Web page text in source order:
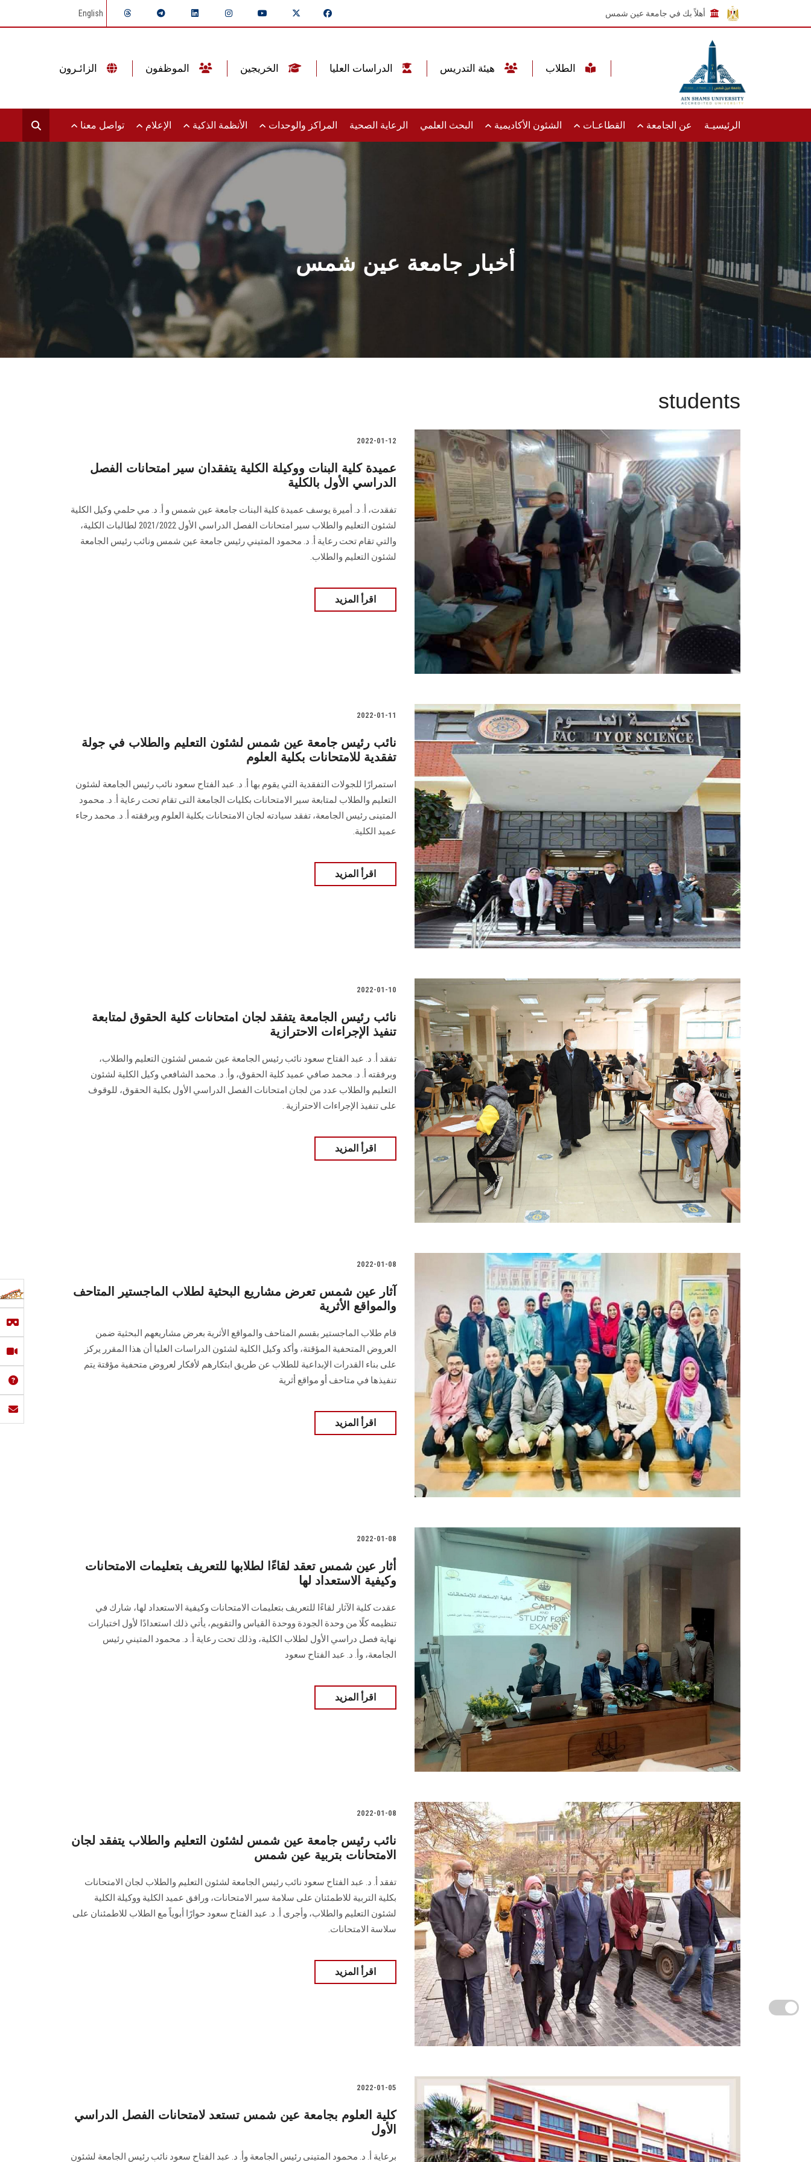
أهلاً بك في جامعة عين شمس English
الرئيسيـة عن الجامعة القطاعـات الشئون الأكاديمية البحث العلمي الرعاية الصحية المراكز والوحدات الأنظمة الذكية الإعلام تواصل معنا
أخبار جامعة عين شمس
students
2022-01-12
عميدة كلية البنات ووكيلة الكلية يتفقدان سير امتحانات الفصل
الدراسي الأول بالكلية
تفقدت، أ. د. أميرة يوسف عميدة كلية البنات جامعة عين شمس و أ. د. مي حلمي وكيل الكلية
لشئون التعليم والطلاب سير امتحانات الفصل الدراسي الأول 2021/2022 لطالبات الكلية،
والتي تقام تحت رعاية أ. د. محمود المتيني رئيس جامعة عين شمس ونائب رئيس الجامعة
لشئون التعليم والطلاب.
اقرأ المزيد
2022-01-11
نائب رئيس جامعة عين شمس لشئون التعليم والطلاب في جولة
تفقدية للامتحانات بكلية العلوم
استمرارًا للجولات التفقدية التي يقوم بها أ. د. عبد الفتاح سعود نائب رئيس الجامعة لشئون
التعليم والطلاب لمتابعة سير الامتحانات بكليات الجامعة التى تقام تحت رعاية أ. د. محمود
المتينى رئيس الجامعة، تفقد سيادته لجان الامتحانات بكلية العلوم وبرفقته أ. د. محمد رجاء
عميد الكلية.
اقرأ المزيد
2022-01-10
نائب رئيس الجامعة يتفقد لجان امتحانات كلية الحقوق لمتابعة
تنفيذ الإجراءات الاحترازية
تفقد أ. د. عبد الفتاح سعود نائب رئيس الجامعة عين شمس لشئون التعليم والطلاب،
وبرفقته أ. د. محمد صافي عميد كلية الحقوق، وأ. د. محمد الشافعي وكيل الكلية لشئون
التعليم والطلاب عدد من لجان امتحانات الفصل الدراسي الأول بكلية الحقوق، للوقوف
على تنفيذ الإجراءات الاحترازية .
اقرأ المزيد
2022-01-08
آثار عين شمس تعرض مشاريع البحثية لطلاب الماجستير المتاحف
والمواقع الأثرية
قام طلاب الماجستير بقسم المتاحف والمواقع الأثرية بعرض مشاريعهم البحثية ضمن
العروض المتحفية المؤقتة، وأكد وكيل الكلية لشئون الدراسات العليا أن هذا المقرر يركز
على بناء القدرات الإبداعية للطلاب عن طريق ابتكارهم لأفكار لعروض متحفية مؤقتة يتم
تنفيذها في متاحف أو مواقع أثرية
اقرأ المزيد
2022-01-08
أثار عين شمس تعقد لقاءًا لطلابها للتعريف بتعليمات الامتحانات
وكيفية الاستعداد لها
عقدت كلية الآثار لقاءًا للتعريف بتعليمات الامتحانات وكيفية الاستعداد لها، شارك في
تنظيمه كلًا من وحدة الجودة ووحدة القياس والتقويم، يأتي ذلك استعدادًا لأول اختبارات
نهاية فصل دراسي الأول لطلاب الكلية، وذلك تحت رعاية أ. د. محمود المتيني رئيس
الجامعة، وأ. د. عبد الفتاح سعود
اقرأ المزيد
2022-01-08
نائب رئيس جامعة عين شمس لشئون التعليم والطلاب يتفقد لجان
الامتحانات بتربية عين شمس
تفقد أ. د. عبد الفتاح سعود نائب رئيس الجامعة لشئون التعليم والطلاب لجان الامتحانات
بكلية التربية للاطمئنان على سلامة سير الامتحانات، ورافق عميد الكلية ووكيلة الكلية
لشئون التعليم والطلاب، وأجرى أ. د. عبد الفتاح سعود حوارًا أبوياً مع الطلاب للاطمئنان على
سلاسة الامتحانات.
اقرأ المزيد
2022-01-05
كلية العلوم بجامعة عين شمس تستعد لامتحانات الفصل الدراسي
الأول
برعاية أ. د. محمود المتينى رئيس الجامعة وأ. د. عبد الفتاح سعود نائب رئيس الجامعة لشئون